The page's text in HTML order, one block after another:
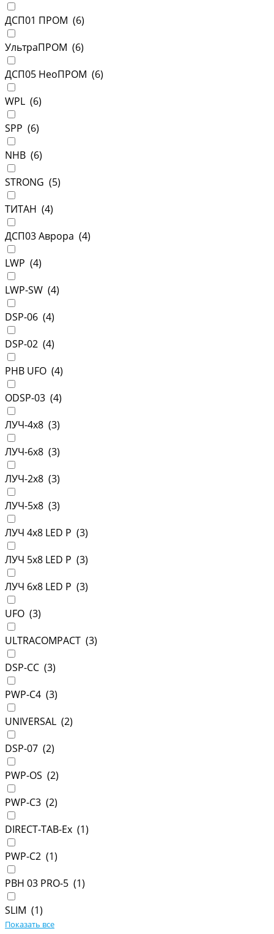
ДСП01 ПРОМ (6)
УльтраПРОМ (6)
ДСП05 НеоПРОМ (6)
WPL (6)
SPP (6)
NHB (6)
STRONG (5)
ТИТАН (4)
ДСП03 Аврора (4)
LWP (4)
LWP-SW (4)
DSP-06 (4)
DSP-02 (4)
PHB UFO (4)
ODSP-03 (4)
ЛУЧ-4х8 (3)
ЛУЧ-6х8 (3)
ЛУЧ-2х8 (3)
ЛУЧ-5х8 (3)
ЛУЧ 4х8 LED P (3)
ЛУЧ 5х8 LED P (3)
ЛУЧ 6х8 LED P (3)
UFO (3)
ULTRACOMPACT (3)
DSP-CC (3)
PWP-С4 (3)
UNIVERSAL (2)
DSP-07 (2)
PWP-OS (2)
PWP-С3 (2)
DIRECT-TAB-Ex (1)
PWP-С2 (1)
PBH 03 PRO-5 (1)
SLIM (1)
Показать все